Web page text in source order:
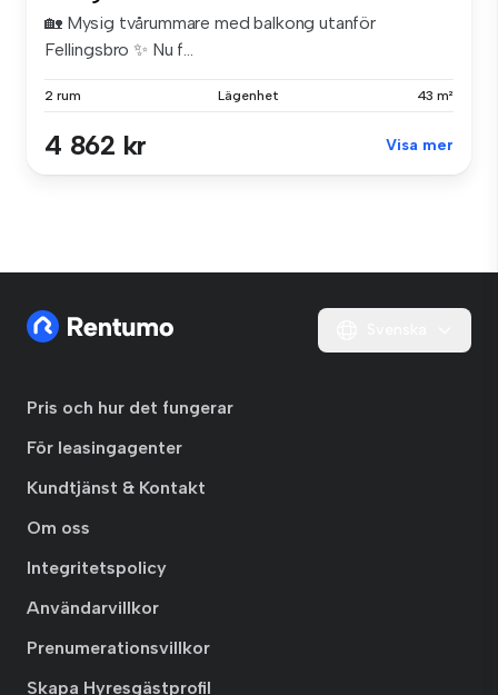
🏡 Mysig tvårummare med balkong utanför
Fellingsbro ✨ Nu f...
2 rum Lägenhet 43 m²
4 862 kr Visa mer
Pris och hur det fungerar
För leasingagenter
Kundtjänst & Kontakt
Om oss
Integritetspolicy
Användarvillkor
Prenumerationsvillkor
Skapa Hyresgästprofil